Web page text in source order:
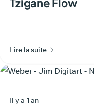
Tzigane Flow
Lire la suite
Il y a 1 an